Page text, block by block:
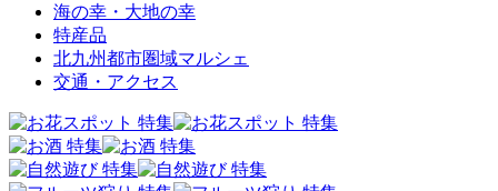
海の幸・大地の幸
特産品
北九州都市圏域マルシェ
交通・アクセス